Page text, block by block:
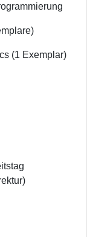
(1 Exemplar)